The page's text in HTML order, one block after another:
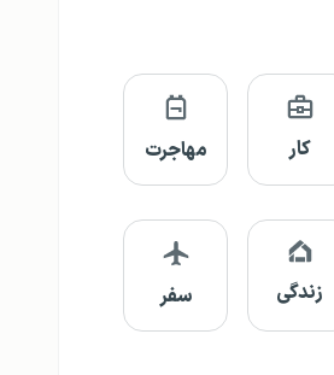
کار مهاجرت
زندگی سفر